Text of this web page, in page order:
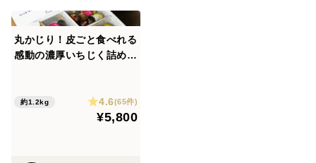
丸かじり！皮ごと食べれる
感動の濃厚いちじく詰め合
約1.2kg 4.6(65件)
¥5,800